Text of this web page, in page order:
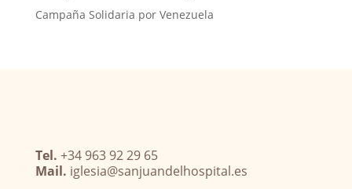
Campaña Solidaria por Venezuela
Tel. +34 963 92 29 65
Mail. iglesia@sanjuandelhospital.es